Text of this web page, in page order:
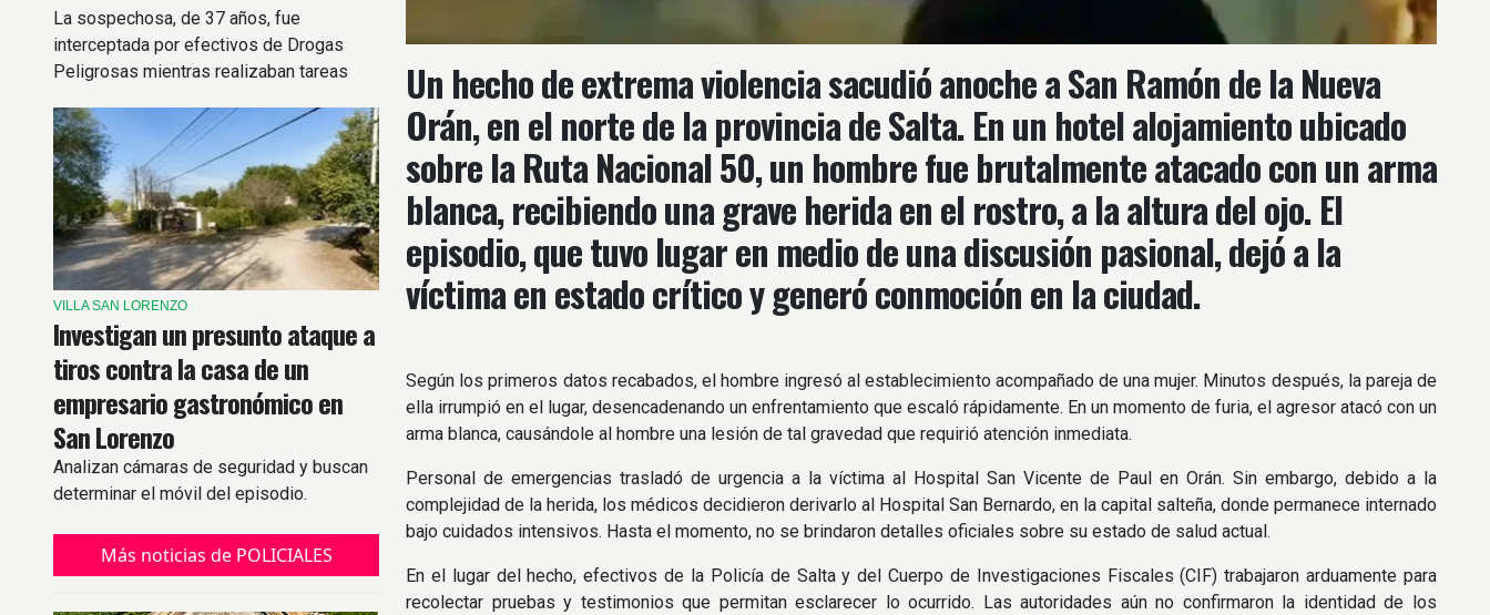
La sospechosa, de 37 años, fue
interceptada por efectivos de Drogas
Peligrosas mientras realizaban tareas
VILLA SAN LORENZO
Investigan un presunto ataque a
tiros contra la casa de un
empresario gastronómico en
San Lorenzo
Analizan cámaras de seguridad y buscan
determinar el móvil del episodio.
Más noticias de POLICIALES
Un hecho de extrema violencia sacudió anoche a San Ramón de la Nueva
Orán, en el norte de la provincia de Salta. En un hotel alojamiento ubicado
sobre la Ruta Nacional 50, un hombre fue brutalmente atacado con un arma
blanca, recibiendo una grave herida en el rostro, a la altura del ojo. El
episodio, que tuvo lugar en medio de una discusión pasional, dejó a la
víctima en estado crítico y generó conmoción en la ciudad.
Según los primeros datos recabados, el hombre ingresó al establecimiento acompañado de una mujer. Minutos después, la pareja de
ella irrumpió en el lugar, desencadenando un enfrentamiento que escaló rápidamente. En un momento de furia, el agresor atacó con un
arma blanca, causándole al hombre una lesión de tal gravedad que requirió atención inmediata.
Personal de emergencias trasladó de urgencia a la víctima al Hospital San Vicente de Paul en Orán. Sin embargo, debido a la
complejidad de la herida, los médicos decidieron derivarlo al Hospital San Bernardo, en la capital salteña, donde permanece internado
bajo cuidados intensivos. Hasta el momento, no se brindaron detalles oficiales sobre su estado de salud actual.
En el lugar del hecho, efectivos de la Policía de Salta y del Cuerpo de Investigaciones Fiscales (CIF) trabajaron arduamente para
recolectar pruebas y testimonios que permitan esclarecer lo ocurrido. Las autoridades aún no confirmaron la identidad de los